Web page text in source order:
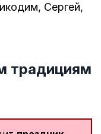
Сергей,
традициям